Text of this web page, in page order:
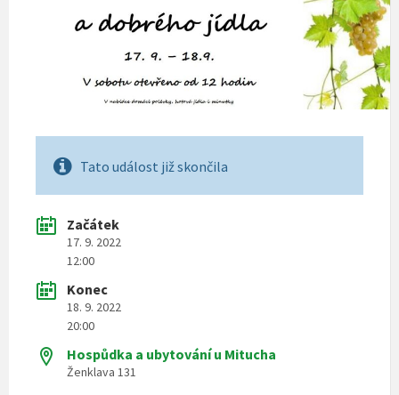
Tato událost již skončila
Začátek
17. 9. 2022
12:00
Konec
18. 9. 2022
20:00
Hospůdka a ubytování u Mitucha
Ženklava 131